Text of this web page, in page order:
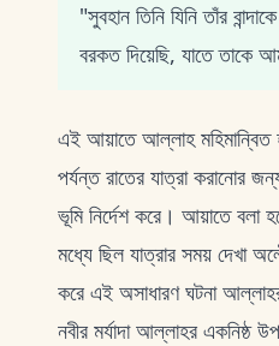
"সুবহান তিনি যিনি তাঁর
বরকত দিয়েছি, যাতে তাকে
এই আয়াতে আল্লাহ মহিমান্বিত
পর্যন্ত রাতের যাত্রা করানোর
ভূমি নির্দেশ করে। আয়াতে
মধ্যে ছিল যাত্রার সময় দেখা
করে এই অসাধারণ ঘটনা
নবীর মর্যাদা আল্লাহর একনিষ্ঠ